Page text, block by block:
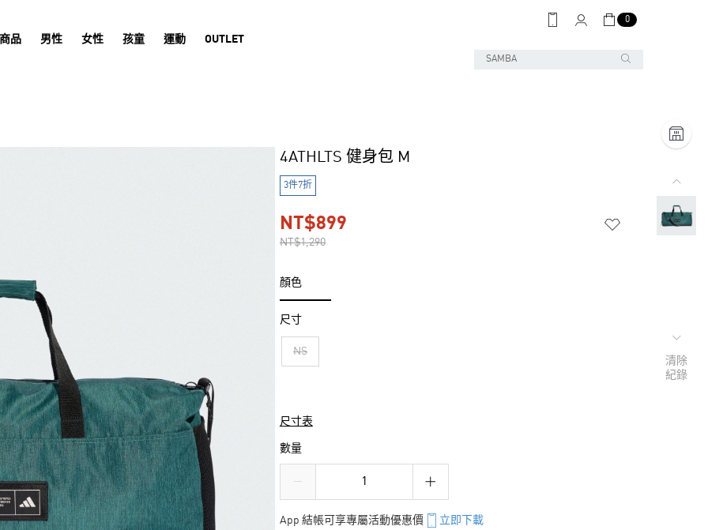
0
品 男性 女性 孩童 運動 OUTLET
4ATHLTS 健身包 M
3件7折
NT$1,290
NT$899
顏色
尺寸
NS
尺寸表
數量
App 結帳可享專屬活動優惠價 立即下載
清除
紀錄